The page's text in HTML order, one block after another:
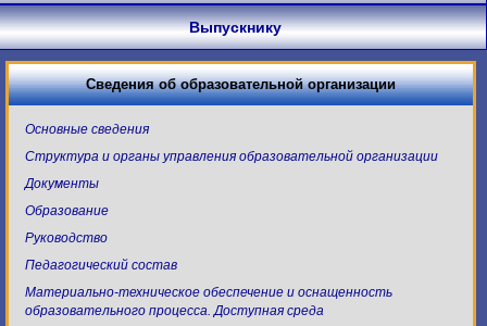
Выпускнику
Сведения об образовательной организации
Основные сведения
Структура и органы управления образовательной организации
Документы
Образование
Руководство
Педагогический состав
Материально-техническое обеспечение и оснащенность
образовательного процесса. Доступная среда